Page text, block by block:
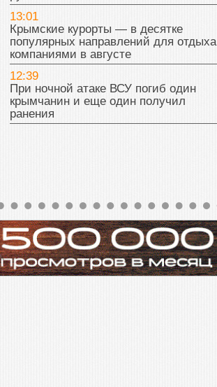
13:01
Крымские курорты — в десятке
популярных направлений для отдыха
компаниями в августе
12:39
При ночной атаке ВСУ погиб один
крымчанин и еще один получил
ранения